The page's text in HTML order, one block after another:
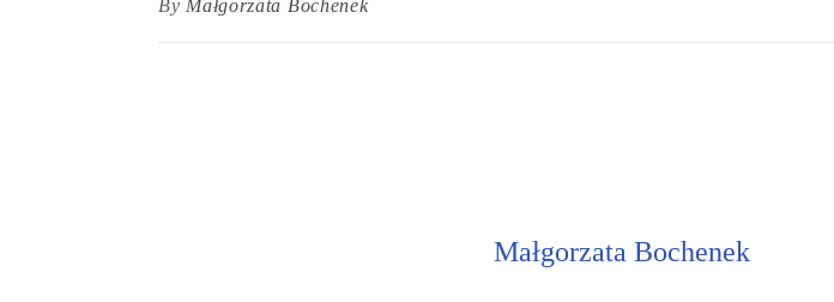
By Małgorzata Bochenek
Małgorzata Bochenek